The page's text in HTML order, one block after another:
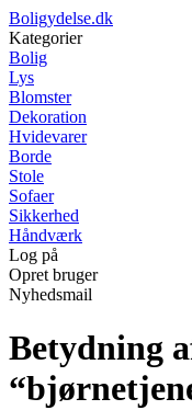
Boligydelse.dk
Kategorier
Bolig
Lys
Blomster
Dekoration
Hvidevarer
Borde
Stole
Sofaer
Sikkerhed
Håndværk
Log på
Opret bruger
Nyhedsmail
Betydning